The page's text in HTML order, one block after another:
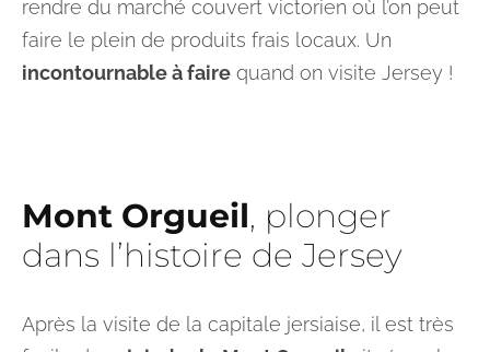
rendre du marché couvert victorien où l’on peut
faire le plein de produits frais locaux. Un
incontournable à faire quand on visite Jersey !
Mont Orgueil, plonger
dans l’histoire de Jersey
Après la visite de la capitale jersiaise, il est très